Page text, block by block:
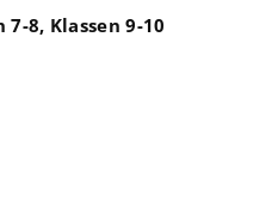
7-8, Klassen 9-10